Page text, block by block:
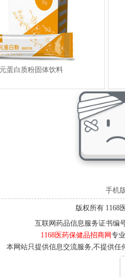
蛋白质粉固体饮料
手机
版权所有 1168
互联网药品信息服务证书编
1168医药保健品招商网专
本网站只提供信息交流服务,不提供